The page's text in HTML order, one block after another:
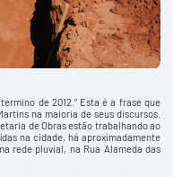
de 2012.” Esta é a frase que
na maioria de seus discursos.
de Obras estão trabalhando ao
na cidade, há aproximadamente
rede pluvial, na Rua Alameda das